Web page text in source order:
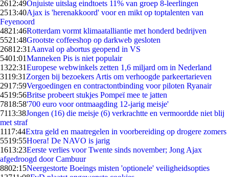
2612:49Onjuiste uitslag eindtoets 11% van groep 8-leerlingen
2513:40Ajax is 'herenakkoord' voor en mikt op toptalenten van
Feyenoord
4821:46Rotterdam vormt klimaatalliantie met honderd bedrijven
5521:48Grootste coffeeshop op darkweb gesloten
26812:31 Aanval op abortus geopend in VS
5401:01Manneken Pis is niet populair
1322:31Europese webwinkels zetten 1,6 miljard om in Nederland
3119:31 Zorgen bij bezoekers Artis om verhoogde parkeertarieven
2917:59Vergoedingen en contractontbinding voor piloten Ryanair
4519:56Britse probeert stukjes Pompeï mee te jatten
7818:58'700 euro voor ontmaagding 12-jarig meisje'
7113:38Jongen (16) die meisje (6) verkrachtte en vermoordde niet blij
met straf
1117:44Extra geld en maatregelen in voorbereiding op drogere zomers
5519:55Hoera! De NAVO is jarig
1613:23Eerste verlies voor Twente sinds november; Jong Ajax
afgedroogd door Cambuur
8802:15Neergestorte Boeings misten 'optionele' veiligheidsopties